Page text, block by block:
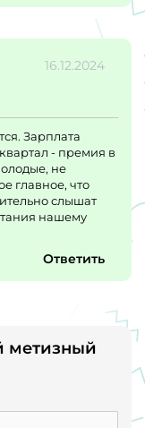
16.12.2024
Зарплата
- премия в
не
главное, что
слышат
нашему
Ответить
метизный